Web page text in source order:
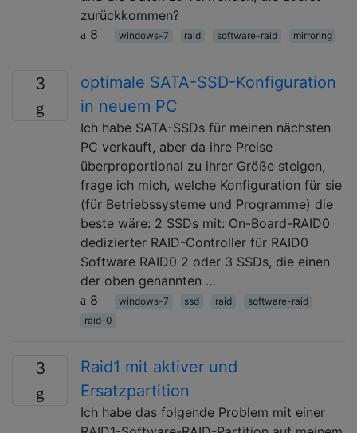
zurückkommen?
8
windows-7 raid software-raid mirroring
3
optimale SATA-SSD-Konfiguration
in neuem PC
Ich habe SATA-SSDs für meinen nächsten
PC verkauft, aber da ihre Preise
überproportional zu ihrer Größe steigen,
frage ich mich, welche Konfiguration für sie
(für Betriebssysteme und Programme) die
beste wäre: 2 SSDs mit: On-Board-RAID0
dedizierter RAID-Controller für RAID0
Software RAID0 2 oder 3 SSDs, die einen
der oben genannten …
8
windows-7 ssd raid
software-raid
raid-0
3
Raid1 mit aktiver und
Ersatzpartition
Ich habe das folgende Problem mit einer